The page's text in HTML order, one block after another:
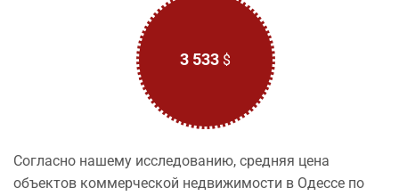
3 533 $
Согласно нашему исследованию, средняя цена
объектов коммерческой недвижимости в Одессе по